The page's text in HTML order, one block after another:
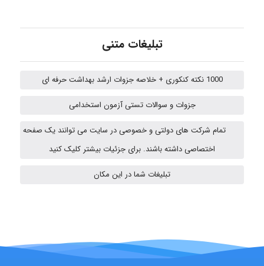
Hasan haghparast
تبلیغات متنی
1000 نکته کنکوری + خلاصه جزوات ارشد بهداشت حرفه ای
جزوات و سوالات تستی آزمون استخدامی
تمام شرکت های دولتی و خصوصی در سایت می توانند یک صفحه
اختصاصی داشته باشند. برای جزئیات بیشتر کلیک کنید
تبلیغات شما در این مکان